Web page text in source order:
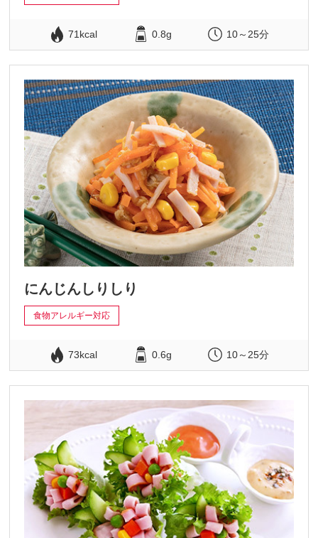
71kcal 0.8g 10～25分
にんじんしりしり
食物アレルギー対応
73kcal 0.6g 10～25分